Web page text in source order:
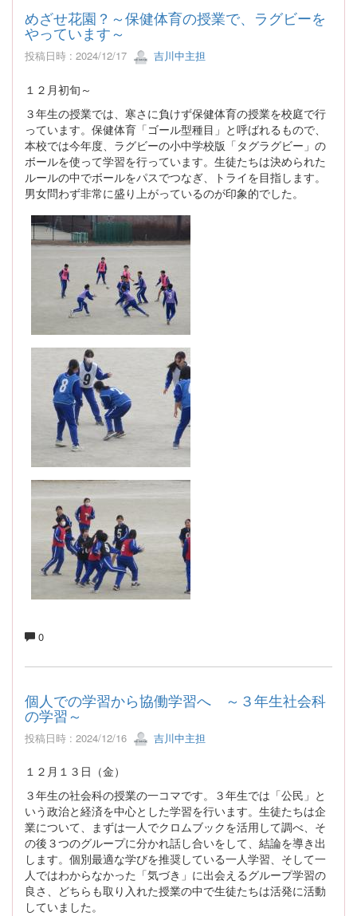
めざせ花園？～保健体育の授業で、ラグビーを
やっています～
投稿日時 : 2024/12/17 吉川中主担
１２月初旬～
３年生の授業では、寒さに負けず保健体育の授業を校庭で行
っています。保健体育「ゴール型種目」と呼ばれるもので、
本校では今年度、ラグビーの小中学校版「タグラグビー」の
ボールを使って学習を行っています。生徒たちは決められた
ルールの中でボールをパスでつなぎ、トライを目指します。
男女問わず非常に盛り上がっているのが印象的でした。
0
個人での学習から協働学習へ ～３年生社会科
の学習～
投稿日時 : 2024/12/16 吉川中主担
１２月１３日（金）
３年生の社会科の授業の一コマです。３年生では「公民」と
いう政治と経済を中心とした学習を行います。生徒たちは企
業について、まずは一人でクロムブックを活用して調べ、そ
の後３つのグループに分かれ話し合いをして、結論を導き出
します。個別最適な学びを推奨している一人学習、そして一
人ではわからなかった「気づき」に出会えるグループ学習の
良さ、どちらも取り入れた授業の中で生徒たちは活発に活動
していました。